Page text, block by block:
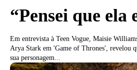
“Pensei que ela
Em entrevista à Teen Vogue, Maisie
Arya Stark em 'Game of Thrones', revelou
sua personagem...